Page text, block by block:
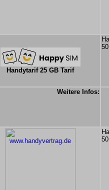
Handytarif 25 GB Tarif
Weitere Infos: